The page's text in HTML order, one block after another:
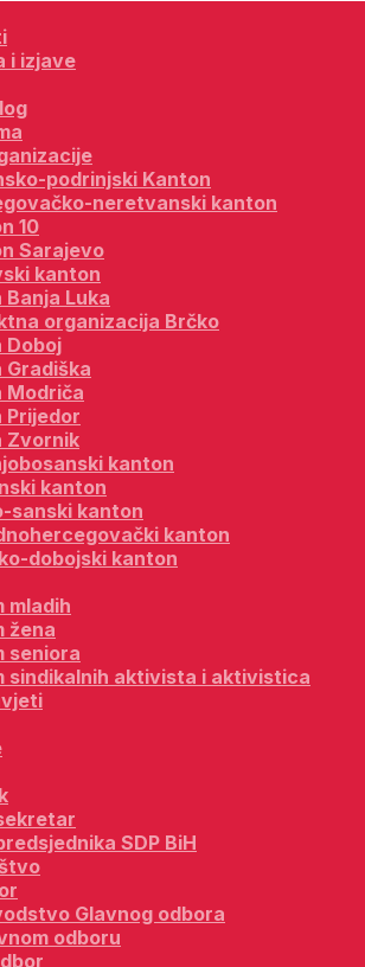
i izjave
podrinjski Kanton
neretvanski kanton
10
Sarajevo
kanton
Banja Luka
organizacija Brčko
Doboj
Gradiška
Modriča
Prijedor
Zvornik
kanton
kanton
sanski kanton
kanton
dobojski kanton
mladih
žena
seniora
sindikalnih aktivista i aktivistica
SDP BiH
Glavnog odbora
odboru